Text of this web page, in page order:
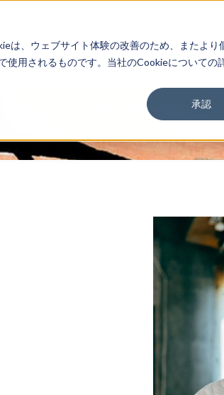
は、ウェブサイト体験の改善のため、またより
使用されるものです。当社のCookieについての
承認
Service Work Findings